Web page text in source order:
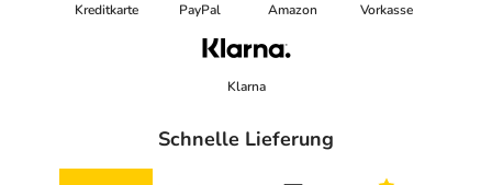
Kreditkarte PayPal Amazon Vorkasse
Klarna
Schnelle Lieferung